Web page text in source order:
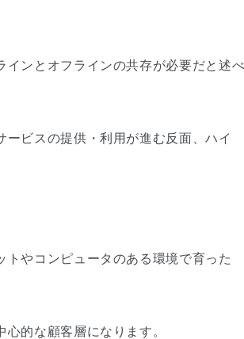
ンとオフラインの共存が必要だと述べ
ビスの提供・利用が進む反面、ハイ
やコンピュータのある環境で育った
的な顧客層になります。